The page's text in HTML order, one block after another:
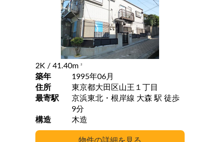
2K / 41.40m 2
築年
1995年06月
住所
東京都大田区山王１丁目
最寄駅
京浜東北・根岸線 大森 駅 徒歩
9分
構造
木造